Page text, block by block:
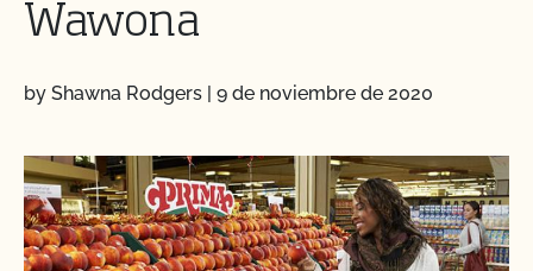
Wawona
by Shawna Rodgers | 9 de noviembre de 2020